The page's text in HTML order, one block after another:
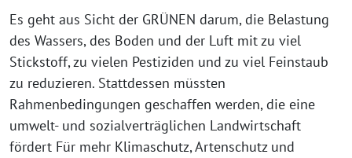
Es geht aus Sicht der GRÜNEN darum, die Belastung
des Wassers, des Boden und der Luft mit zu viel
Stickstoff, zu vielen Pestiziden und zu viel Feinstaub
zu reduzieren. Stattdessen müssten
Rahmenbedingungen geschaffen werden, die eine
umwelt- und sozialverträglichen Landwirtschaft
fördert Für mehr Klimaschutz, Artenschutz und